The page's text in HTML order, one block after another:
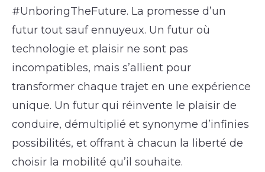
#UnboringTheFuture. La promesse d’un
futur tout sauf ennuyeux. Un futur où
technologie et plaisir ne sont pas
incompatibles, mais s’allient pour
transformer chaque trajet en une expérience
unique. Un futur qui réinvente le plaisir de
conduire, démultiplié et synonyme d’infinies
possibilités, et offrant à chacun la liberté de
choisir la mobilité qu’il souhaite.